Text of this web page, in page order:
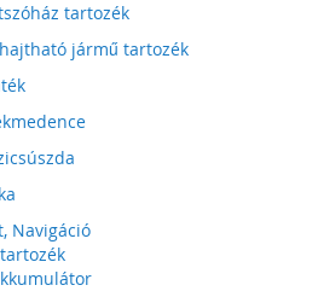
tartozék
jármű tartozék
Navigáció